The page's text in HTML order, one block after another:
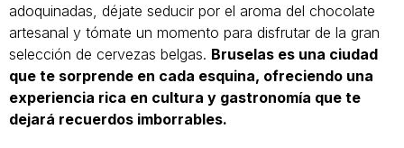
adoquinadas, déjate seducir por el aroma del chocolate
artesanal y tómate un momento para disfrutar de la gran
selección de cervezas belgas. Bruselas es una ciudad
que te sorprende en cada esquina, ofreciendo una
experiencia rica en cultura y gastronomía que te
dejará recuerdos imborrables.